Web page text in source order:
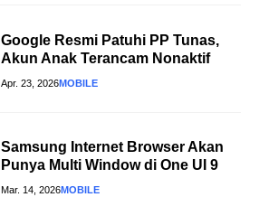
Google Resmi Patuhi PP Tunas,
Akun Anak Terancam Nonaktif
Apr. 23, 2026MOBILE
Samsung Internet Browser Akan
Punya Multi Window di One UI 9
Mar. 14, 2026MOBILE